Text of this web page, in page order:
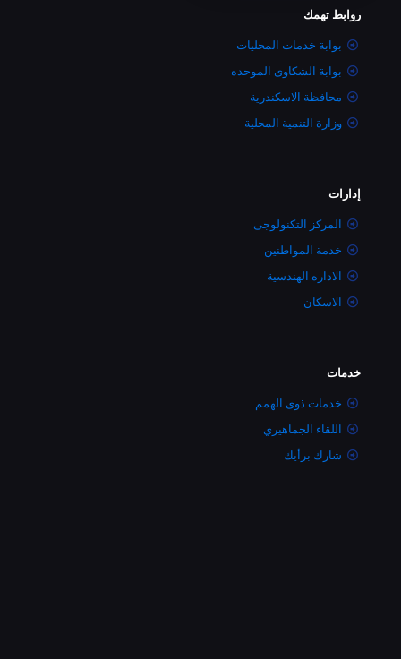
روابط تهمك
بوابة خدمات المحليات
بوابة الشكاوى الموحده
محافظة الاسكندرية
وزارة التنمية المحلية
إدارات
المركز التكنولوجى
خدمة المواطنين
الاداره الهندسية
الاسكان
خدمات
خدمات ذوى الهمم
اللقاء الجماهيري
شارك برأيك